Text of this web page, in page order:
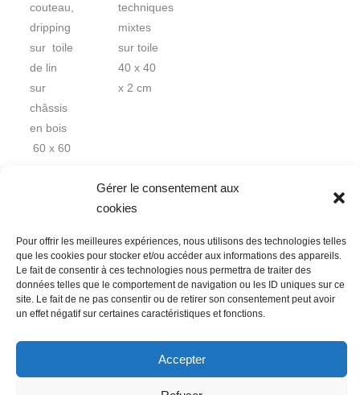
Gérer le consentement aux
cookies
Pour offrir les meilleures expériences, nous utilisons des technologies telles
que les cookies pour stocker et/ou accéder aux informations des appareils.
Le fait de consentir à ces technologies nous permettra de traiter des
données telles que le comportement de navigation ou les ID uniques sur ce
site. Le fait de ne pas consentir ou de retirer son consentement peut avoir
un effet négatif sur certaines caractéristiques et fonctions.
Accepter
couteau,
dripping
sur toile
de lin
sur
châssis
en bois
60 x 60
techniques
mixtes
sur toile
40 x 40
x 2 cm
Nous contacter
Conditions Générales de Ventes
Politique de confidentialité
Mentions légales